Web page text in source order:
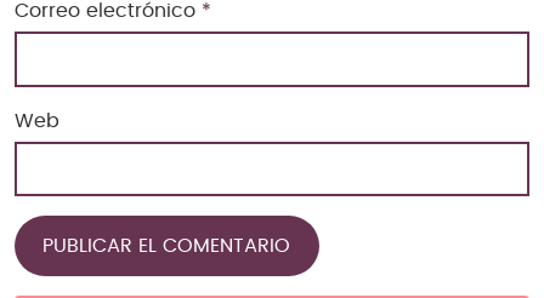
Correo electrónico *
Web